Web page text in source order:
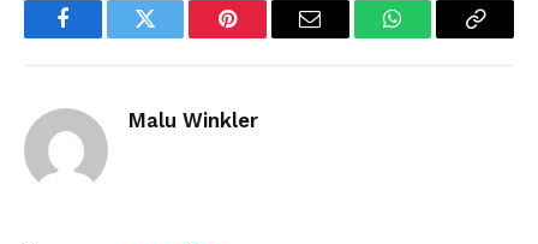
FacebookTwitter Pinterest Email WhatsAppCopy
Malu Winkler